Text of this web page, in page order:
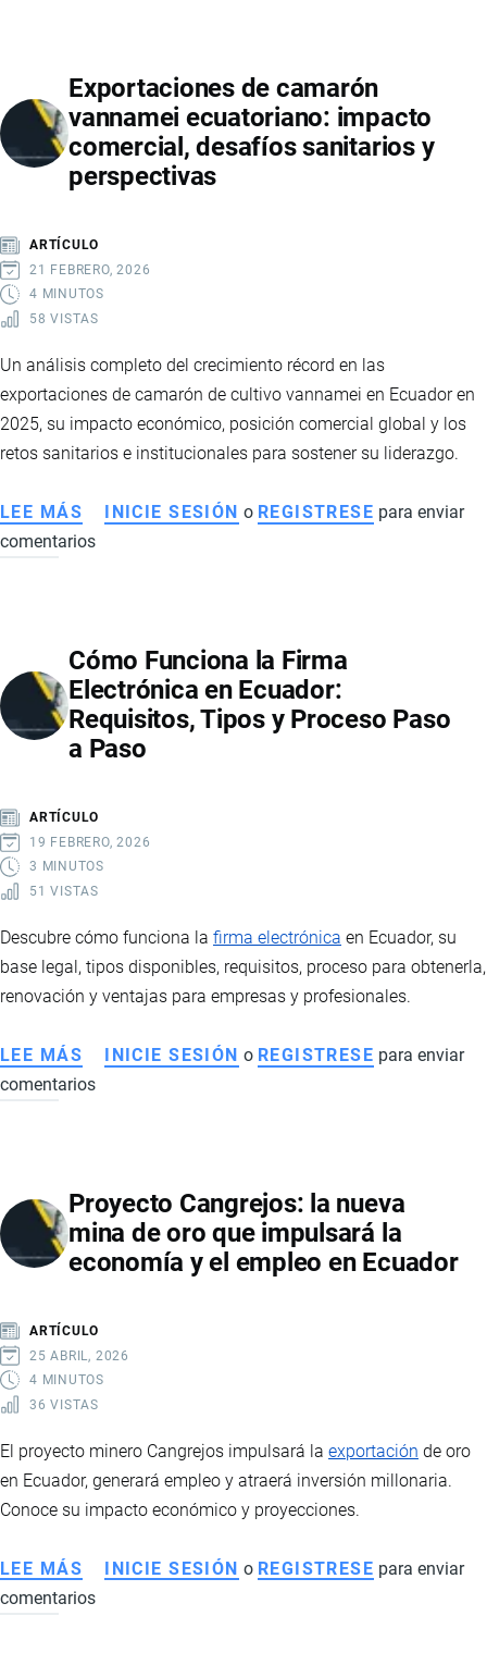
TRATADO
DE
LIBRE
COMERCIO
Exportaciones de camarón
vannamei ecuatoriano: impacto
comercial, desafíos sanitarios y
perspectivas
ARTÍCULO
21 FEBRERO, 2026
4 MINUTOS
58 VISTAS
Un análisis completo del crecimiento récord en las
exportaciones de camarón de cultivo vannamei en Ecuador en
2025, su impacto económico, posición comercial global y los
retos sanitarios e institucionales para sostener su liderazgo.
LEE MÁS SOBRE
EXPORTACIONES
ECUATORIANO:
IMPACTO
COMERCIAL,
DESAFÍOS
PERSPECTIVAS
INICIE SESIÓN o REGISTRESE para enviar
comentarios
Cómo Funciona la Firma
Electrónica en Ecuador:
Requisitos, Tipos y Proceso Paso
a Paso
ARTÍCULO
19 FEBRERO, 2026
3 MINUTOS
51 VISTAS
Descubre cómo funciona la firma electrónica en Ecuador, su
base legal, tipos disponibles, requisitos, proceso para obtenerla,
renovación y ventajas para empresas y profesionales.
LEE MÁS SOBRE
CÓMO
ELECTRÓNICA
EN
ECUADOR:
PROCESO
PASO
INICIE SESIÓN o REGISTRESE para enviar
comentarios
Proyecto Cangrejos: la nueva
mina de oro que impulsará la
economía y el empleo en Ecuador
ARTÍCULO
25 ABRIL, 2026
4 MINUTOS
36 VISTAS
El proyecto minero Cangrejos impulsará la exportación de oro
en Ecuador, generará empleo y atraerá inversión millonaria.
Conoce su impacto económico y proyecciones.
LEE MÁS SOBRE
PROYECTO
INICIE SESIÓN o REGISTRESE para enviar
comentarios